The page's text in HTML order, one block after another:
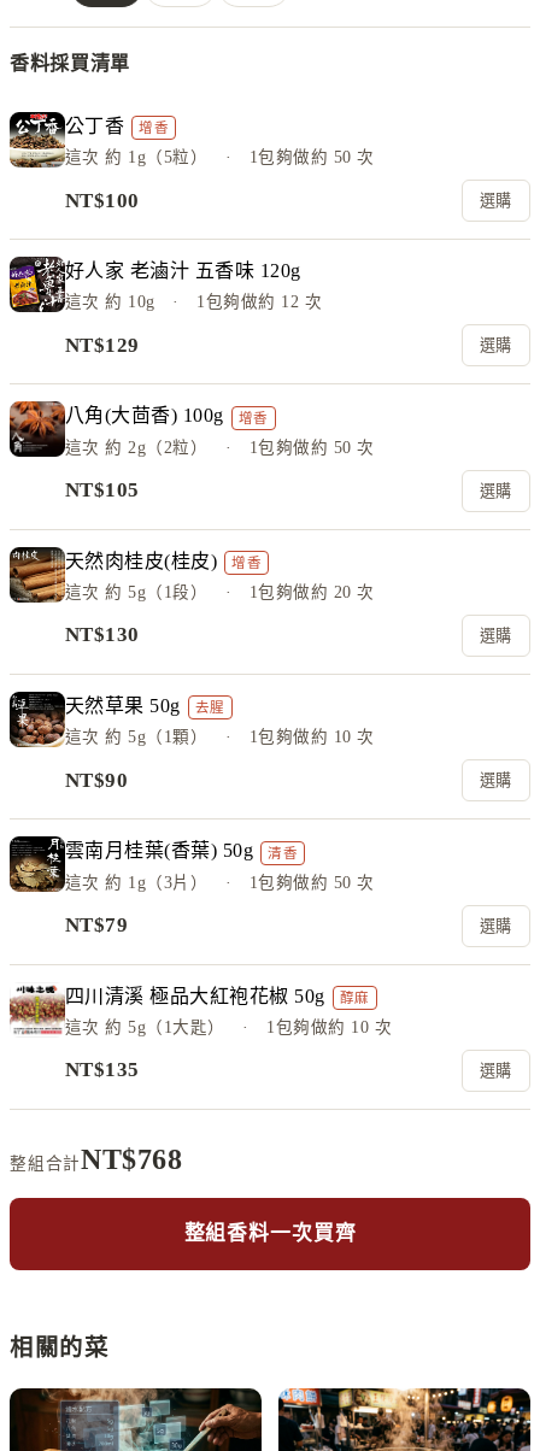
香料採買清單
公丁香 增香
這次約 1g（5粒） · 1包夠做約 50 次
NT$100 選購
好人家 老滷汁 五香味 120g
這次約 10g · 1包夠做約 12 次
NT$129 選購
八角(大茴香) 100g 增香
這次約 2g（2粒） · 1包夠做約 50 次
NT$105 選購
天然肉桂皮(桂皮) 增香
這次約 5g（1段） · 1包夠做約 20 次
NT$130 選購
天然草果 50g 去腥
這次約 5g（1顆） · 1包夠做約 10 次
NT$90 選購
雲南月桂葉(香葉) 50g 清香
這次約 1g（3片） · 1包夠做約 50 次
NT$79 選購
四川清溪 極品大紅袍花椒 50g 醇麻
這次約 5g（1大匙） · 1包夠做約 10 次
NT$135 選購
整組合計NT$768
整組香料一次買齊
相關的菜